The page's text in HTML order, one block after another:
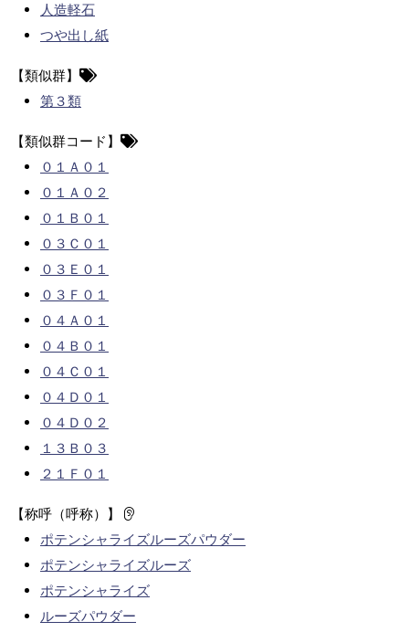
人造軽石
つや出し紙
【類似群】
第３類
【類似群コード】
０１Ａ０１
０１Ａ０２
０１Ｂ０１
０３Ｃ０１
０３Ｅ０１
０３Ｆ０１
０４Ａ０１
０４Ｂ０１
０４Ｃ０１
０４Ｄ０１
０４Ｄ０２
１３Ｂ０３
２１Ｆ０１
【称呼（呼称）】
ポテンシャライズルーズパウダー
ポテンシャライズルーズ
ポテンシャライズ
ルーズパウダー